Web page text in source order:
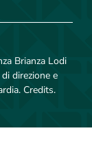
Brianza Lodi
direzione e
Credits.